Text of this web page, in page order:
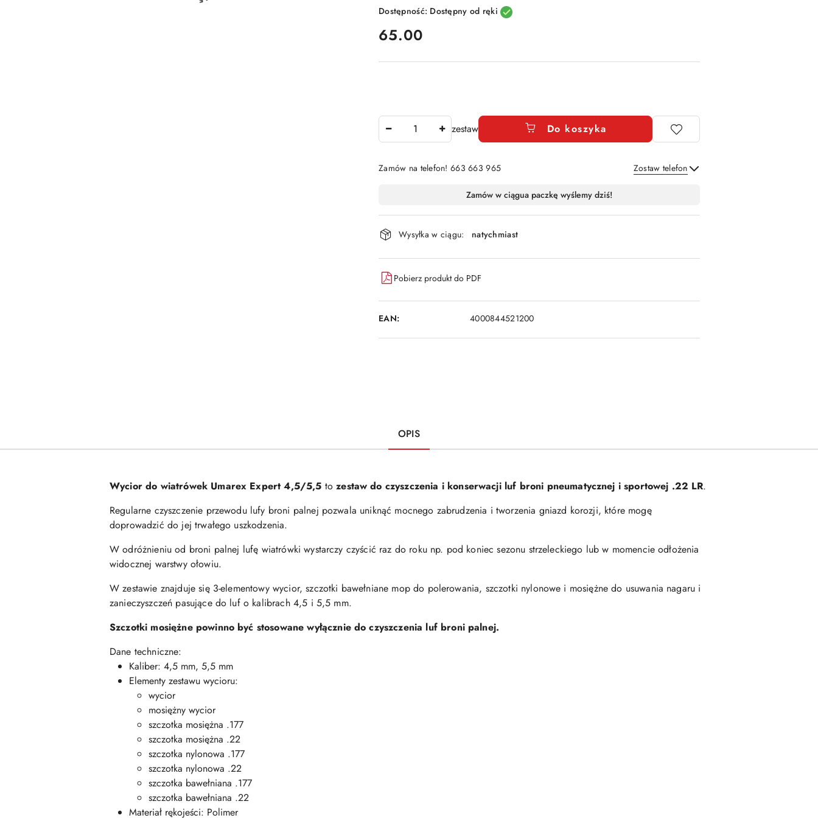
Dostępność: Dostępny od ręki
cena:
65.00
zestaw Do koszyka
Zamów na telefon! 663 663 965 Zostaw telefon
i
dostawa
Zamów w ciągua paczkę wyślemy dziś!
Wysyłka w ciągu: natychmiast
Pobierz produkt do PDF
EAN: 4000844521200
OPIS
Wycior do wiatrówek Umarex Expert 4,5/5,5 tozestaw do czyszczenia i konserwacji luf broni pneumatycznej i sportowej .22 LR.
Regularne czyszczenie przewodu lufy broni palnej pozwala uniknąć mocnego zabrudzenia i tworzenia gniazd korozji, które mogę
doprowadzić do jej trwałego uszkodzenia.
W odróżnieniu od broni palnej lufę wiatrówki wystarczy czyścić raz do roku np. pod koniec sezonu strzeleckiego lub w momencie odłożenia
widocznej warstwy ołowiu.
W zestawie znajduje się 3-elementowy wycior, szczotki bawełniane mop do polerowania, szczotki nylonowe i mosiężne do usuwania nagaru i
zanieczyszczeń pasujące do luf o kalibrach 4,5 i 5,5 mm.
Szczotki mosiężne powinno być stosowane wyłącznie do czyszczenia luf broni palnej.
Dane techniczne:
Kaliber: 4,5 mm, 5,5 mm
Elementy zestawu wycioru:
wycior
mosiężny wycior
szczotka mosiężna .177
szczotka mosiężna .22
szczotka nylonowa .177
szczotka nylonowa .22
szczotka bawełniana .177
szczotka bawełniana .22
Materiał rękojeści: Polimer